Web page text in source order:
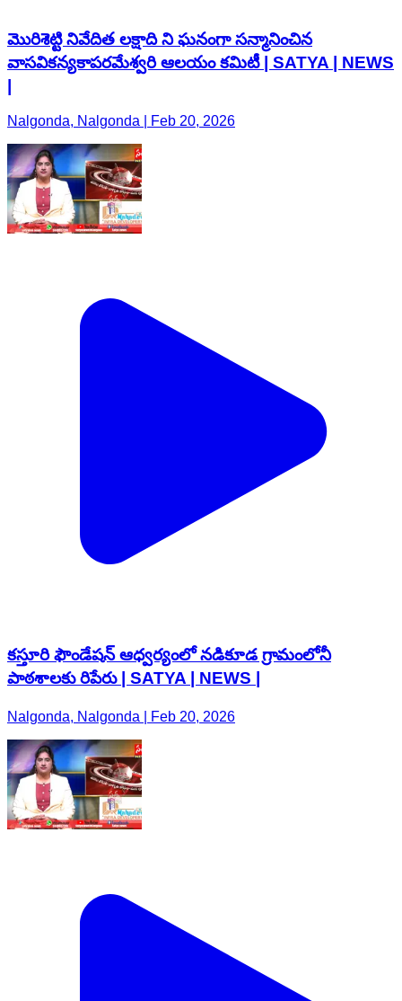
మొరిశెట్టి నివేదిత లక్షాది ని ఘనంగా సన్మానించిన
వాసవికన్యకాపరమేశ్వరి ఆలయం కమిటీ | SATYA | NEWS
Nalgonda, Nalgonda | Feb 20, 2026
కస్తూరి ఫౌండేషన్ ఆధ్వర్యంలో నడికూడ గ్రామంలోనీ
పాఠశాలకు రిపేరు | SATYA | NEWS |
Nalgonda, Nalgonda | Feb 20, 2026